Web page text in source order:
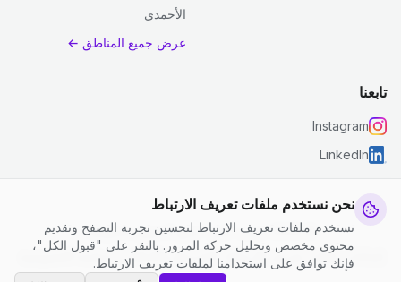
نحن نستخدم ملفات تعريف الارتباط
نستخدم ملفات تعريف الارتباط لتحسين تجربة التصفح وتقديم
محتوى مخصص وتحليل حركة المرور. بالنقر على "قبول الكل"،
فإنك توافق على استخدامنا لملفات تعريف الارتباط.
الأحمدي
عرض جميع المناطق ←
تابعنا
Instagram
LinkedIn
© 2026 جست كلين. جميع الحقوق محفوظة.
سياسة الخصوصية
الشروط والأحكام | إعدادات ملفات تعريف الارتباط